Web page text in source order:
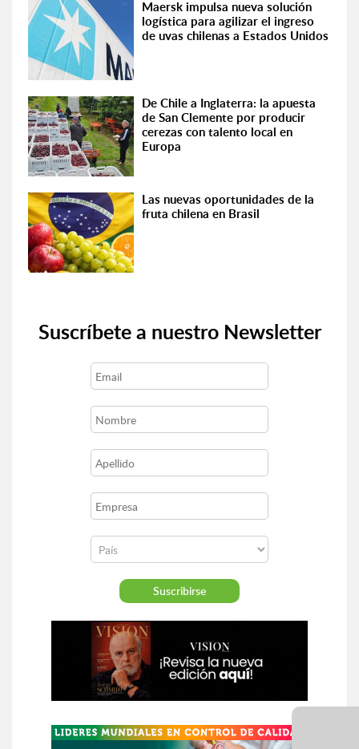
Maersk impulsa nueva solución
logística para agilizar el ingreso
de uvas chilenas a Estados Unidos
De Chile a Inglaterra: la apuesta
de San Clemente por producir
cerezas con talento local en
Europa
Las nuevas oportunidades de la
fruta chilena en Brasil
Suscríbete a nuestro Newsletter